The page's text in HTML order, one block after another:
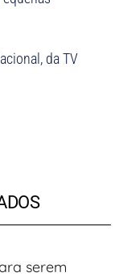
da TV
serem